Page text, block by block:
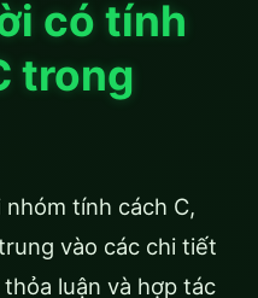
có tính
trong
tính cách C,
vào các chi tiết
luận và hợp tác